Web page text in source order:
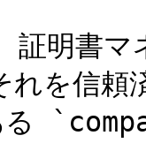
証明書
れを信
る